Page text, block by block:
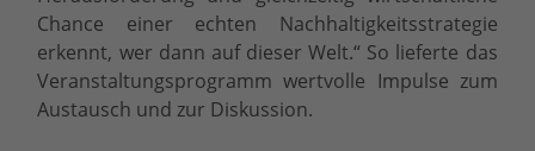
Chance einer echten Nachhaltigkeitsstrategie
erkennt, wer dann auf dieser Welt.“ So lieferte das
Veranstaltungsprogramm wertvolle Impulse zum
Austausch und zur Diskussion.